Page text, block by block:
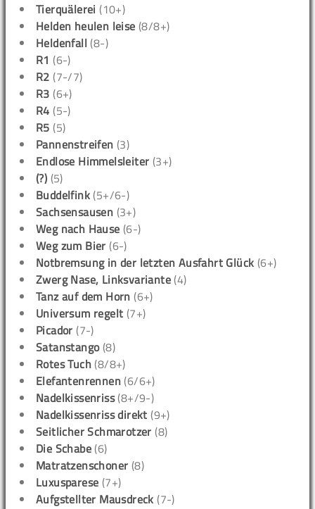
Tierquälerei (10+)
Helden heulen leise (8/8+)
Heldenfall (8-)
R1 (6-)
R2 (7-/7)
R3 (6+)
R4 (5-)
R5 (5)
Pannenstreifen (3)
Endlose Himmelsleiter (3+)
(?) (5)
Buddelfink (5+/6-)
Sachsensausen (3+)
Weg nach Hause (6-)
Weg zum Bier (6-)
Notbremsung in der letzten Ausfahrt Glück (6+)
Zwerg Nase, Linksvariante (4)
Tanz auf dem Horn (6+)
Universum regelt (7+)
Picador (7-)
Satanstango(8)
Rotes Tuch (8/8+)
Elefantenrennen (6/6+)
Nadelkissenriss(8+/9-)
Nadelkissenriss direkt (9+)
Seitlicher Schmarotzer (8)
Die Schabe (6)
Matratzenschoner (8)
Luxusparese (7+)
Aufgstellter Mausdreck (7-)